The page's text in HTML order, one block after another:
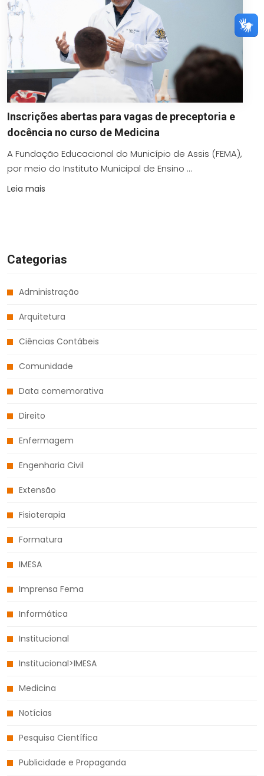
Inscrições abertas para vagas de preceptoria e
docência no curso de Medicina
A Fundação Educacional do Município de Assis (FEMA),
por meio do Instituto Municipal de Ensino ...
Leia mais
Categorias
Administração
Arquitetura
Ciências Contábeis
Comunidade
Data comemorativa
Direito
Enfermagem
Engenharia Civil
Extensão
Fisioterapia
Formatura
IMESA
Imprensa Fema
Informática
Institucional
Institucional>IMESA
Medicina
Notícias
Pesquisa Científica
Publicidade e Propaganda